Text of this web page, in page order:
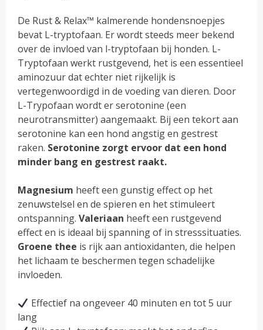
De Rust & Relax™ kalmerende hondensnoepjes
bevat L-tryptofaan. Er wordt steeds meer bekend
over de invloed van l-tryptofaan bij honden. L-
Tryptofaan werkt rustgevend, het is een essentieel
aminozuur dat echter niet rijkelijk is
vertegenwoordigd in de voeding van dieren. Door
L-Trypofaan wordt er serotonine (een
neurotransmitter) aangemaakt. Bij een tekort aan
serotonine kan een hond angstig en gestrest
raken. Serotonine zorgt ervoor dat een hond
minder bang en gestrest raakt.
Magnesium heeft een gunstig effect op het
zenuwstelsel en de spieren en het stimuleert
ontspanning.Valeriaan heeft een rustgevend
effect en is ideaal bij spanning of in stresssituaties.
Groene thee is rijk aan antioxidanten, die helpen
het lichaam te beschermen tegen schadelijke
invloeden.
Effectief na ongeveer 40 minuten en tot 5 uur
lang